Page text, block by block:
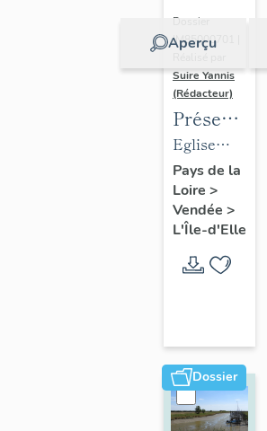
Aperçu
Dossier
IM85000701 |
Suire Yannis
(Rédacteur)
des
objets
mobiliers
de
de L'Île-
Eglise
paroissiale
Saint-
Hilaire de
Pays de la
Loire >
Vendée >
L'Île-d'Elle
Dossier